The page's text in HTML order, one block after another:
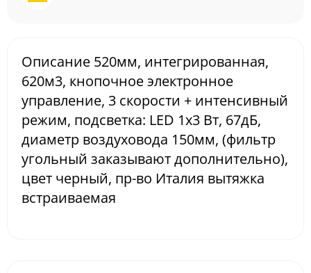
Описание 520мм, интегрированная,
620м3, кнопочное электронное
управление, 3 скорости + интенсивный
режим, подсветка: LED 1х3 Вт, 67дБ,
диаметр воздуховода 150мм, (фильтр
угольный заказывают дополнительно),
цвет черный, пр-во Италия вытяжка
встраиваемая